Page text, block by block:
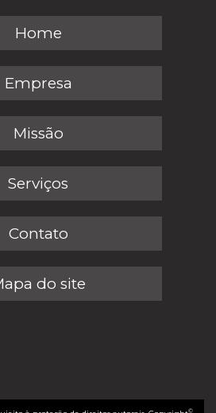
Home
Empresa
Missão
Serviços
Contato
do site
©